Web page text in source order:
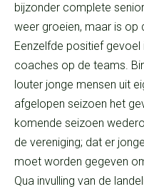
bijzonder complete
weer groeien, maar is op
Eenzelfde positief gevoel
coaches op de teams.
louter jonge mensen uit
afgelopen seizoen het
komende seizoen
de vereniging; dat er
moet worden gegeven
Qua invulling van de